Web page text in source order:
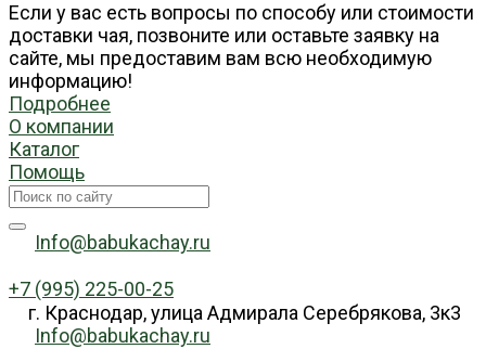
Если у вас есть вопросы по способу или стоимости
доставки чая, позвоните или оставьте заявку на
сайте, мы предоставим вам всю необходимую
информацию!
Подробнее
О компании
Каталог
Помощь
Info@babukachay.ru
+7 (995) 225-00-25
г. Краснодар, улица Адмирала Серебрякова, 3к3
Info@babukachay.ru